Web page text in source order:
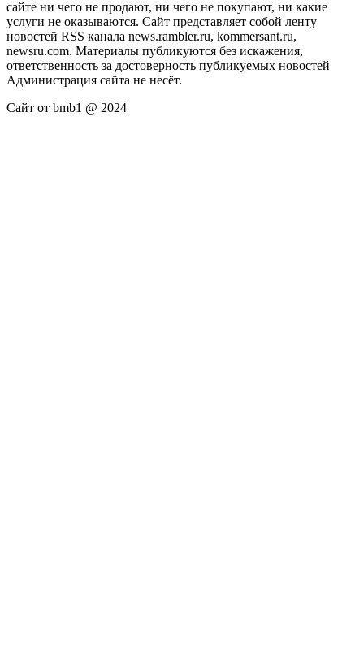
сайте ни чего не продают, ни чего не покупают, ни какие
услуги не оказываются. Сайт представляет собой ленту
новостей RSS канала news.rambler.ru, kommersant.ru,
newsru.com. Материалы публикуются без искажения,
ответственность за достоверность публикуемых новостей
Администрация сайта не несёт.
Сайт от bmb1 @ 2024